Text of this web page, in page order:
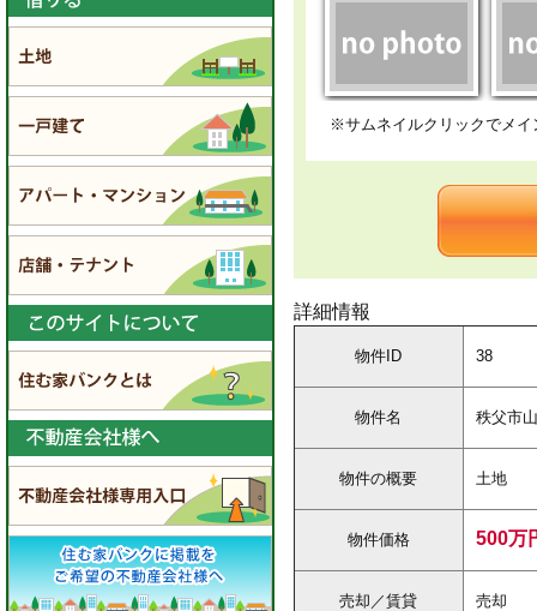
※サムネイルクリックでメ
詳細情報
物件ID 38
物件名 秩父市
物件の概要 土地
物件価格 500万
売却／賃貸 売却